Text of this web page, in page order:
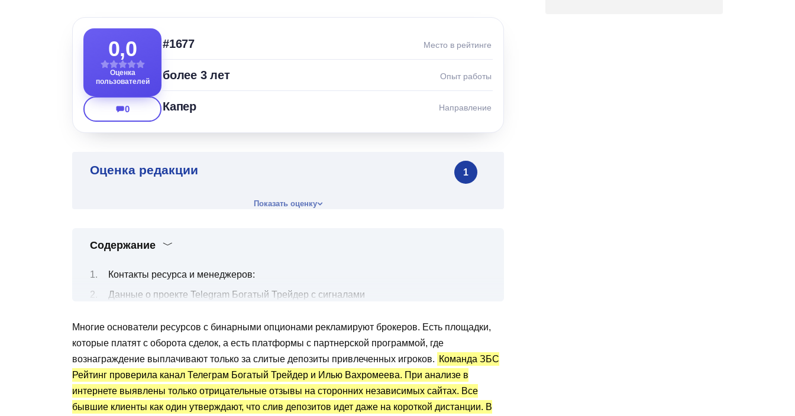
0,0
Оценка
пользователей
0
#1677 Место в рейтинге
более 3 лет Опыт работы
Капер Направление
Оценка редакции 1
Показать оценку
Содержание
Контакты ресурса и менеджеров:
Данные о проекте Telegram Богатый Трейдер с сигналами
Канал Telegram Богатый Трейдер: статистика и отзывы о сигналах
Многие основатели ресурсов с бинарными опционами рекламируют брокеров. Есть площадки,
которые платят с оборота сделок, а есть платформы с партнерской программой, где
вознаграждение выплачивают только за слитые депозиты привлеченных игроков. Команда ЗБС
Рейтинг проверила канал Телеграм Богатый Трейдер и Илью Вахромеева. При анализе в
интернете выявлены только отрицательные отзывы на сторонних независимых сайтах. Все
бывшие клиенты как один утверждают, что слив депозитов идет даже на короткой дистанции. В